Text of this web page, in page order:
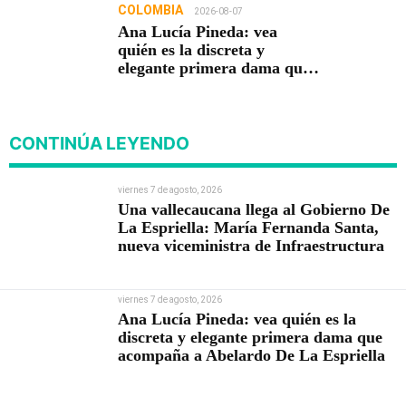
COLOMBIA 2026-08-07
Ana Lucía Pineda: vea
quién es la discreta y
elegante primera dama que
CONTINÚA LEYENDO
viernes 7 de agosto, 2026
Una vallecaucana llega al Gobierno De
La Espriella: María Fernanda Santa,
nueva viceministra de Infraestructura
viernes 7 de agosto, 2026
Ana Lucía Pineda: vea quién es la
discreta y elegante primera dama que
acompaña a Abelardo De La Espriella